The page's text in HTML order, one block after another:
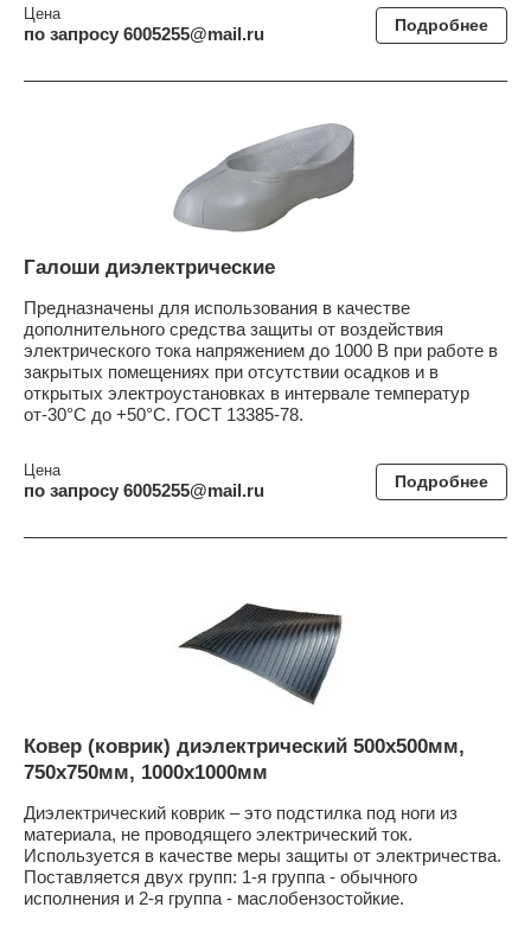
Цена
по запросу 6005255@mail.ru Подробнее
Галоши диэлектрические
Предназначены для использования в качестве
дополнительного средства защиты от воздействия
электрического тока напряжением до 1000 В при работе в
закрытых помещениях при отсутствии осадков и в
открытых электроустановках в интервале температур
от-30°С до +50°С. ГОСТ 13385-78.
Цена
по запросу 6005255@mail.ru Подробнее
Ковер (коврик) диэлектрический 500х500мм,
750х750мм, 1000х1000мм
Диэлектрический коврик – это подстилка под ноги из
материала, не проводящего электрический ток.
Используется в качестве меры защиты от электричества.
Поставляется двух групп: 1-я группа - обычного
исполнения и 2-я группа - маслобензостойкие.